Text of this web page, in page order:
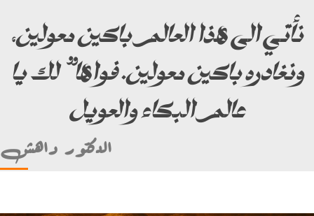
نأتي الى هذا العالم باكين معولين،
ونغادره باكين معولين. فواها” لك يا
عالم البكاء والعويل
الدكتور داهش